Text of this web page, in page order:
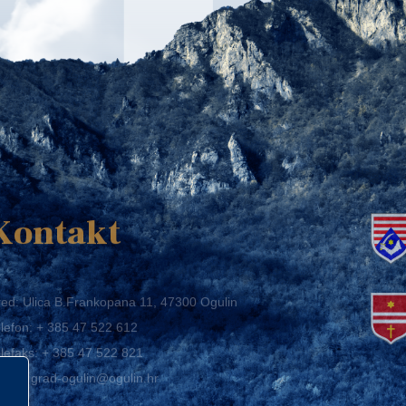
Ulica B.Frankopana 11, 47300 Ogulin
+ 385 47 522 612
+ 385 47 522 821
grad-ogulin@ogulin.hr
58264108511